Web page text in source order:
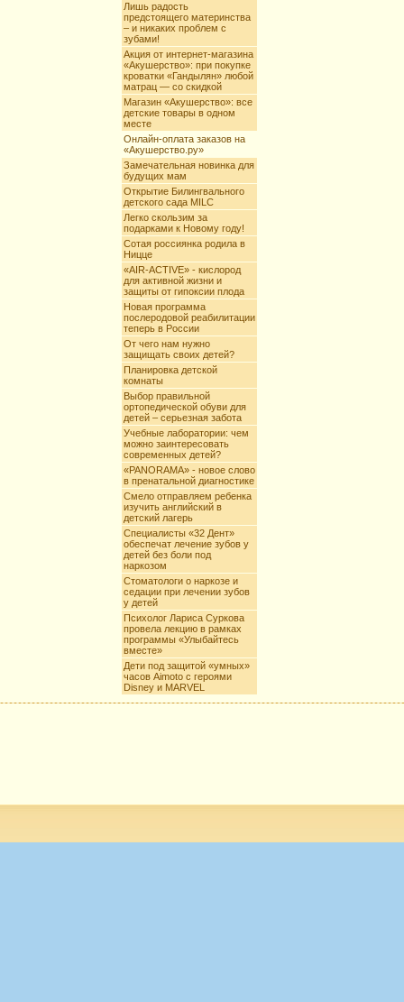
Лишь радость
предстоящего материнства
– и никаких проблем с
зубами!
Акция от интернет-магазина
«Акушерство»: при покупке
кроватки «Гандылян» любой
матрац — со скидкой
Магазин «Акушерство»: все
детские товары в одном
месте
Онлайн-оплата заказов на
«Акушерство.ру»
Замечательная новинка для
будущих мам
Открытие Билингвального
детского сада MILC
Легко скользим за
подарками к Новому году!
Сотая россиянка родила в
Ницце
«AIR-ACTIVE» - кислород
для активной жизни и
защиты от гипоксии плода
Новая программа
послеродовой реабилитации
теперь в России
От чего нам нужно
защищать своих детей?
Планировка детской
комнаты
Выбор правильной
ортопедической обуви для
детей – серьезная забота
Учебные лаборатории: чем
можно заинтересовать
современных детей?
«PANORAMA» - новое слово
в пренатальной диагностике
Смело отправляем ребенка
изучить английский в
детский лагерь
Специалисты «32 Дент»
обеспечат лечение зубов у
детей без боли под
наркозом
Стоматологи о наркозе и
седации при лечении зубов
у детей
Психолог Лариса Суркова
провела лекцию в рамках
программы «Улыбайтесь
вместе»
Дети под защитой «умных»
часов Aimoto c героями
Disney и MARVEL